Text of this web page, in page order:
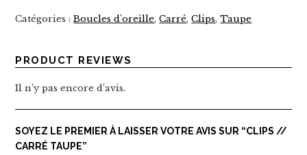
Catégories :Boucles d'oreille,Carré,Clips,Taupe
PRODUCT REVIEWS
Il n’y pas encore d’avis.
SOYEZ LE PREMIER À LAISSER VOTRE AVIS SUR “CLIPS //
CARRÉ TAUPE”